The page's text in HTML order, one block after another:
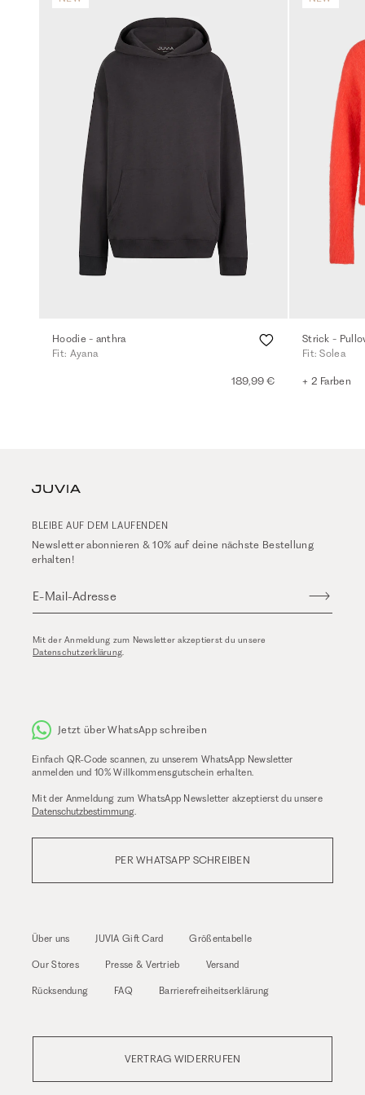
Hoodie - anthra
Fit: Ayana
189,99 €
Strick -
Fit: Solea
+ 2 Farben
BLEIBE AUF DEM LAUFENDEN
Newsletter abonnieren & 10% auf deine nächste Bestellung
erhalten!
E-Mail-Adresse
Mit der Anmeldung zum Newsletter akzeptierst du unsere
Datenschutzerklärung
Jetzt über WhatsApp schreiben
Einfach QR-Code scannen, zu unserem WhatsApp Newsletter
anmelden und 10% Willkommensgutschein erhalten.
Mit der Anmeldung zum WhatsApp Newsletter akzeptierst du unsere
Datenschutzbestimmung
PER WHATSAPP SCHREIBEN
Über uns JUVIA Gift Card Größentabelle
Our Stores Presse & Vertrieb Versand
Rücksendung FAQ Barrierefreiheitserklärung
VERTRAG WIDERRUFEN